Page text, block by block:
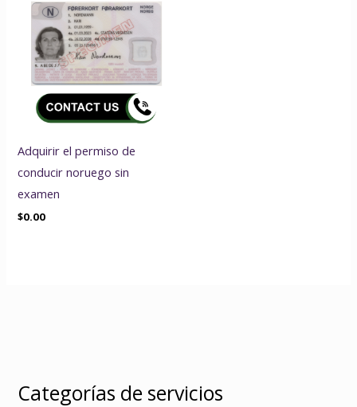
Adquirir el permiso de
conducir noruego sin
examen
$0.00
Categorías de servicios